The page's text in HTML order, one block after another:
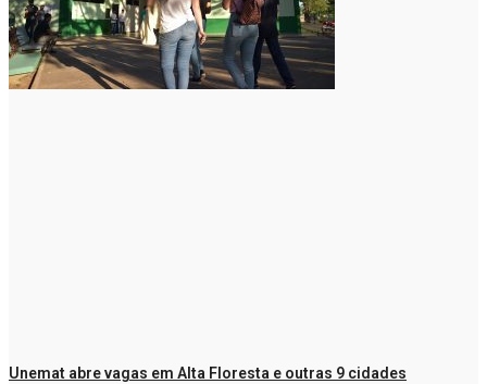
Unemat abre vagas em Alta Floresta e outras 9 cidades